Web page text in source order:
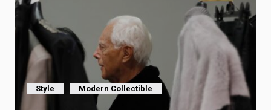
Style Modern Collectible